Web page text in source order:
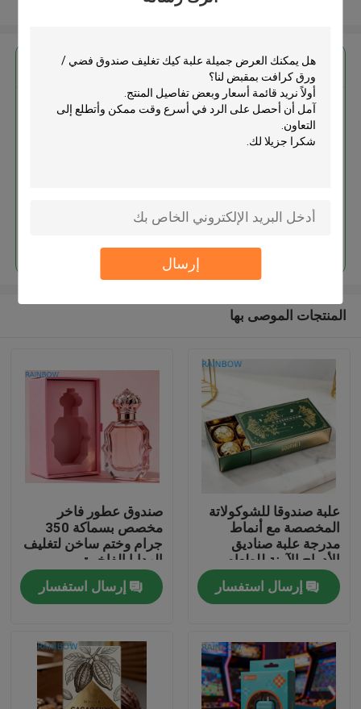
إرسال
المنتجات
احصل على افضل سعر ل
جميلة علبة كيك تغليف صندوق فضي
المنتجات الموصى بها
علبة صندوقا للشوكولاتة
المخصصة مع أنماط
مدرجة علبة صناديق
الأدراج الآمنة للطعام
إرسال استفسار
صندوق عطور فاخر
مخصص بسماكة 350
جرام وختم ساخن لتغليف
الهدايا الفاخرة
إرسال استفسار